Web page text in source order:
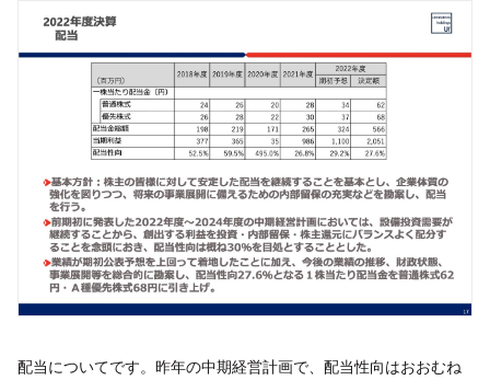
配当についてです。昨年の中期経営計画で、配当性向はおおむね